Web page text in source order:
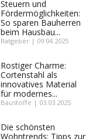
Steuern und
Fördermöglichkeiten:
So sparen Bauherren
beim Hausbau...
Ratgeber | 09.04.2025
Rostiger Charme:
Cortenstahl als
innovatives Material
für modernes...
Baustoffe | 03.03.2025
Die schönsten
Wohntrends: Tipps zur